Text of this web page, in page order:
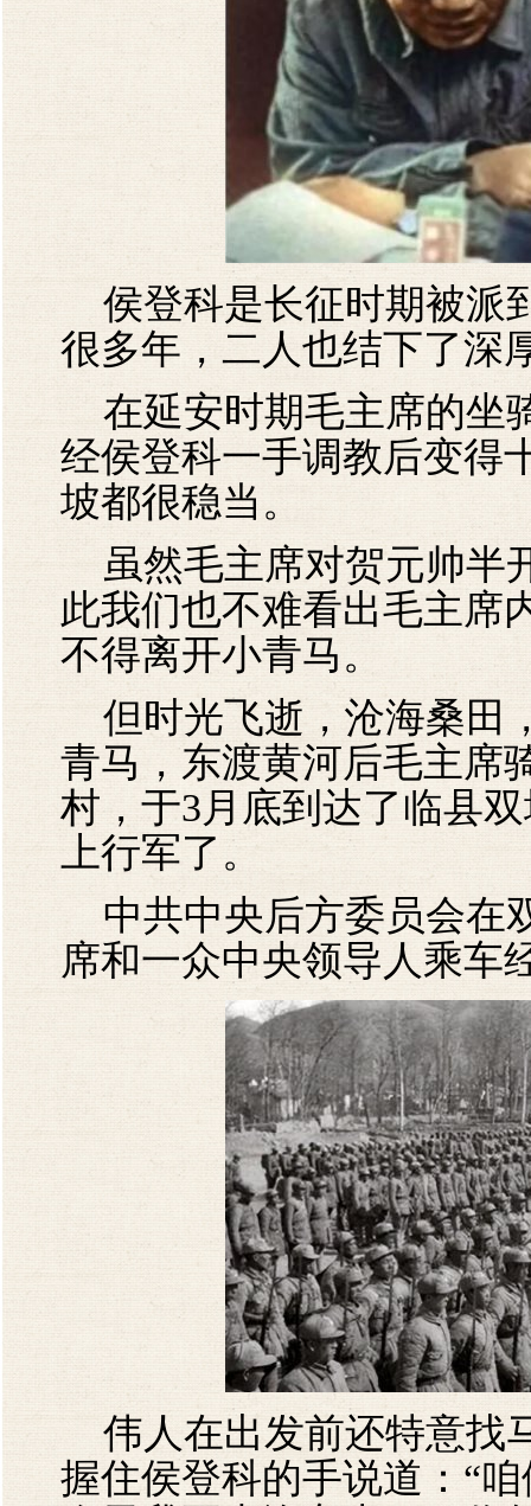
侯登科是长征时期被派
很多年，二人也结下了深
在延安时期毛主席的坐
经侯登科一手调教后变得
坡都很稳当。
虽然毛主席对贺元帅半
此我们也不难看出毛主席
不得离开小青马。
但时光飞逝，沧海桑田
青马，东渡黄河后毛主席
村，于3月底到达了临县
上行军了。
中共中央后方委员会在
席和一众中央领导人乘车
伟人在出发前还特意找
握住侯登科的手说道：“